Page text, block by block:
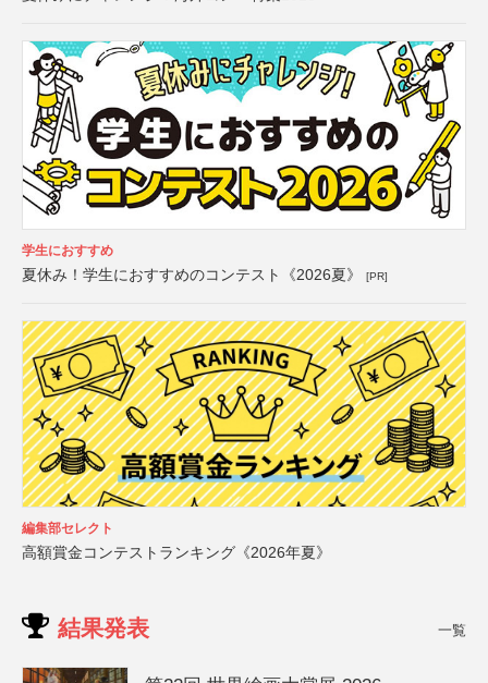
学生におすすめ
夏休み！学生におすすめのコンテスト《2026夏》 [PR]
編集部セレクト
高額賞金コンテストランキング《2026年夏》
結果発表 一覧